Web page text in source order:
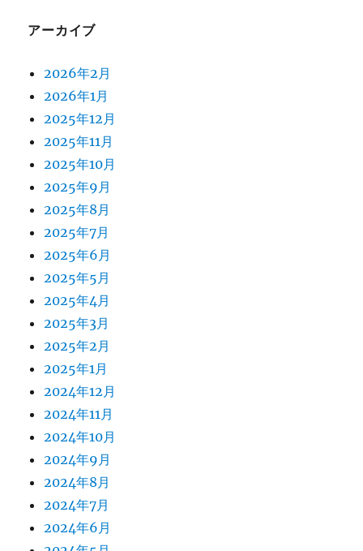
アーカイブ
2026年2月
2026年1月
2025年12月
2025年11月
2025年10月
2025年9月
2025年8月
2025年7月
2025年6月
2025年5月
2025年4月
2025年3月
2025年2月
2025年1月
2024年12月
2024年11月
2024年10月
2024年9月
2024年8月
2024年7月
2024年6月